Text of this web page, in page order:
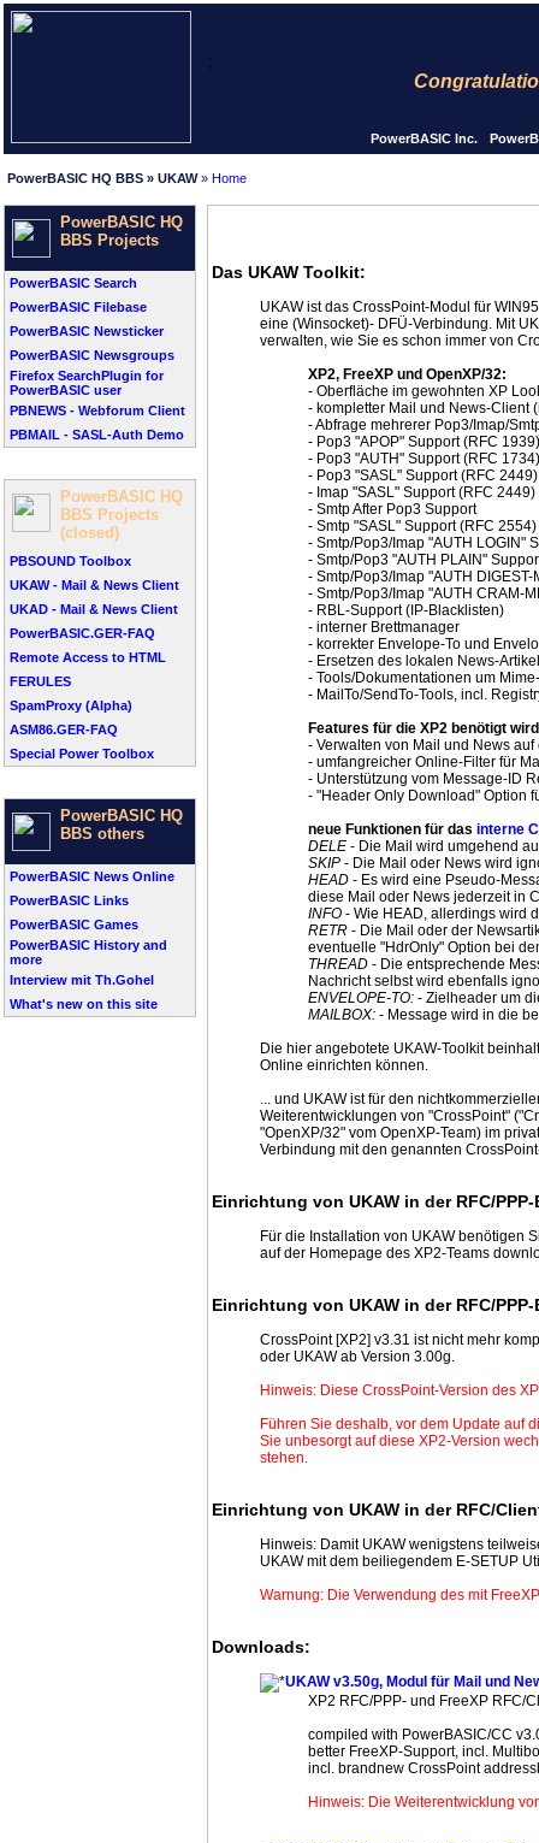
;
PowerBASIC Inc.
PowerBASIC HQ BBS » UKAW» Home
PowerBASIC HQ
BBS Projects
PowerBASIC Search
PowerBASIC Filebase
PowerBASIC Newsticker
PowerBASIC Newsgroups
Firefox SearchPlugin for
PowerBASIC user
PBNEWS - Webforum Client
PBMAIL - SASL-Auth Demo
PowerBASIC HQ
BBS Projects
(closed)
PBSOUND Toolbox
UKAW - Mail & News Client
UKAD - Mail & News Client
PowerBASIC.GER-FAQ
Remote Access to HTML
FERULES
SpamProxy (Alpha)
ASM86.GER-FAQ
Special Power Toolbox
PowerBASIC HQ
BBS others
PowerBASIC News Online
PowerBASIC Links
PowerBASIC Games
PowerBASIC History and
more
Interview mit Th.Gohel
What's new on this site
Das UKAW Toolkit:
UKAW ist das CrossPoint-Modul für
eine (Winsocket)- DFÜ-Verbindung. Mit
verwalten, wie Sie es schon immer von
XP2, FreeXP und OpenXP/32:
- Oberfläche im gewohnten XP
- kompletter Mail und News-Client
- Abfrage mehrerer Pop3/Imap/
- Pop3 "APOP" Support (RFC 1939)
- Pop3 "AUTH" Support (RFC 1734)
- Pop3 "SASL" Support (RFC 2449)
- Imap "SASL" Support (RFC 2449)
- Smtp After Pop3 Support
- Smtp "SASL" Support (RFC 2554)
- Smtp/Pop3/Imap "AUTH LOGIN"
- Smtp/Pop3 "AUTH PLAIN"
- Smtp/Pop3/Imap "AUTH
- Smtp/Pop3/Imap "AUTH CRAM-
- RBL-Support (IP-Blacklisten)
- interner Brettmanager
- korrekter Envelope-To und
- Ersetzen des lokalen News-
- Tools/Dokumentationen um
- MailTo/SendTo-Tools, incl.
Features für die XP2 benötigt
- Verwalten von Mail und News auf
- umfangreicher Online-Filter für
- Unterstützung vom Message-ID
- "Header Only Download" Option
neue Funktionen für das interne
DELE - Die Mail wird umgehend
SKIP - Die Mail oder News wird
HEAD - Es wird eine Pseudo-
diese Mail oder News jederzeit in
INFO - Wie HEAD, allerdings wird
RETR - Die Mail oder der
eventuelle "HdrOnly" Option bei
THREAD - Die entsprechende
Nachricht selbst wird ebenfalls
ENVELOPE-TO: - Zielheader um
MAILBOX: - Message wird in die
Die hier angebotete UKAW-Toolkit
Online einrichten können.
... und UKAW ist für den
Weiterentwicklungen von "CrossPoint"
"OpenXP/32" vom OpenXP-Team) im
Verbindung mit den genannten
Einrichtung von UKAW in der RFC/
Für die Installation von UKAW benötigen
auf der Homepage des XP2-Teams
Einrichtung von UKAW in der RFC/
CrossPoint [XP2] v3.31 ist nicht mehr
oder UKAW ab Version 3.00g.
Hinweis: Diese CrossPoint-Version des
Führen Sie deshalb, vor dem Update auf
Sie unbesorgt auf diese XP2-Version
stehen.
Einrichtung von UKAW in der RFC/
Hinweis: Damit UKAW wenigstens
UKAW mit dem beiliegendem E-SETUP
Warnung: Die Verwendung des mit
Downloads:
UKAW v3.50g, Modul für Mail und
XP2 RFC/PPP- und FreeXP RFC/
compiled with PowerBASIC/CC
better FreeXP-Support, incl.
incl. brandnew CrossPoint
Hinweis: Die Weiterentwicklung